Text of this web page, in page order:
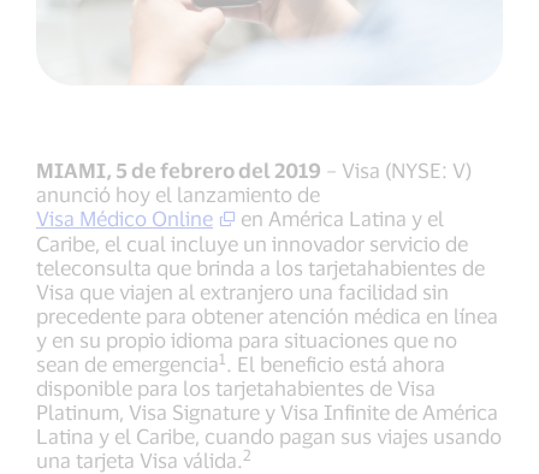
MIAMI, 5 de febrero del 2019 – Visa (NYSE: V)
anunció hoy el lanzamiento de
Visa Médico Online
en América Latina y el
Caribe, el cual incluye un innovador servicio de
teleconsulta que brinda a los tarjetahabientes de
Visa que viajen al extranjero una facilidad sin
precedente para obtener atención médica en línea
y en su propio idioma para situaciones que no
sean de emergencia1 . El beneficio está ahora
disponible para los tarjetahabientes de Visa
Platinum, Visa Signature y Visa Infinite de América
Latina y el Caribe, cuando pagan sus viajes usando
una tarjeta Visa válida. 2